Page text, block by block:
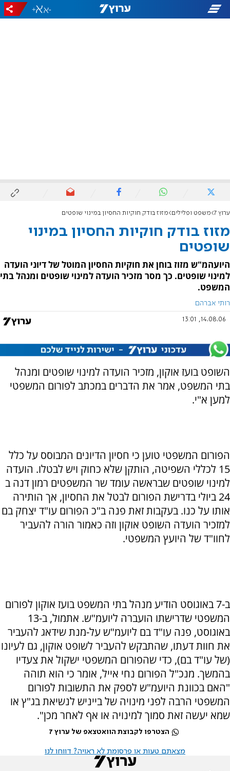
-
+
ערוץ 7 משפט ופלילים מזוז בודק חוקיות החסיון במינוי שופטים
מזוז בודק חוקיות החסיון במינוי
שופטים
היועהמ"ש מזוז בוחן את חוקיות החסיון המוטל של דיוני הועדה
למינוי שופטים. כך מסר מזכיר הועדה למינוי שופטים ומנהל בתי
המשפט.
רותי אברהם
14.08.06, 13:01
השופט בועז אוקון, מזכיר הועדה למינוי שופטים ומנהל
בתי המשפט, אמר את הדברים במכתב לפורום המשפטי
למען א"י.
הפורום המשפטי טוען כי חסיון הדיונים המבוסס על כלל
15 לכללי השפיטה, הותקן שלא כחוק ויש לבטלו. הועדה
למינוי שופטים שבראשה עומד שר המשפטים רמון דנה ב
24 ביולי בדרישת הפורום לבטל את החסיון, אך הותירה
אותו על כנו. בעקבות זאת פנה ב"כ הפורום עו"ד יצחק בם
למזכיר הועדה השופט אוקון וזה כאמור הורה להעביר
לחוו"ד של היועץ המשפטי.
ב-7 באוגוסט הודיע מנהל בתי המשפט בועז אוקון לפורום
המשפטי שדרישתו הועברה ליועמ"ש. אתמול, ב-13
באוגוסט, פנה עו"ד בם ליועמ"ש על-מנת שידאג להעביר
את חוות דעתו, שהתבקש להעביר לשופט אוקון, גם לעיונו
(של עו"ד בם), כדי שהפורום המשפטי ישקול את צעדיו
בהמשך. מנכ"ל הפורום נחי אייל, אומר כי הוא תוהה
"האם בכוונת היועמ"ש לספק את התשובות לפורום
המשפטי הרבה לפני מינויה של בייניש לנשיאת בג"ץ או
שמא יעשה זאת סמוך למינויה או אף לאחר מכן".
הצטרפו לקבוצת הוואטצאפ של ערוץ 7
מצאתם טעות או פרסומת לא ראויה? דווחו לנו